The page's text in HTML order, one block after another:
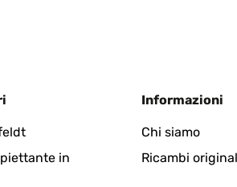
Einen Stern ziehe ich leider trotzdem
zwar für ein paar Euro einfach eines im
was anscheinend nicht geht.
in
Informazioni
Chi siamo
Ricambi